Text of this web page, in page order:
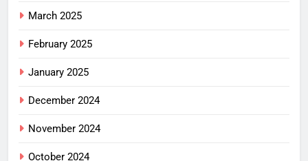
March 2025
February 2025
January 2025
December 2024
November 2024
October 2024